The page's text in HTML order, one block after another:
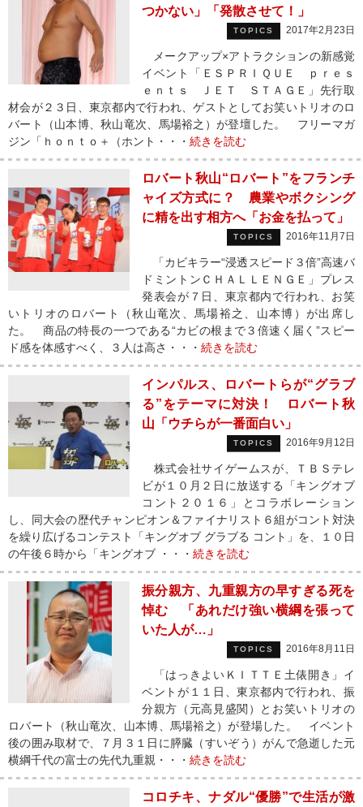
つかない」「発散させて！」
TOPICS 2017年2月23日
メークアップ×アトラクションの新感覚
イベント「ＥＳＰＲＩＱＵＥ ｐｒｅｓ
ｅｎｔｓ ＪＥＴ ＳＴＡＧＥ」先行取
材会が２３日、東京都内で行われ、ゲストとしてお笑いトリオのロ
バート（山本博、秋山竜次、馬場裕之）が登壇した。 フリーマガ
ジン「ｈｏｎｔｏ＋（ホント・・・ 続きを読む
ロバート秋山“ロバート”をフランチ
ャイズ方式に？ 農業やボクシング
に精を出す相方へ「お金を払って」
TOPICS 2016年11月7日
「カビキラー“浸透スピード３倍”高速バ
ドミントンＣＨＡＬＬＥＮＧＥ」プレス
発表会が７日、東京都内で行われ、お笑
いトリオのロバート（秋山竜次、馬場裕之、山本博）が出席し
た。 商品の特長の一つである“カビの根まで３倍速く届く”スピー
ド感を体感すべく、３人は高さ・・・ 続きを読む
インパルス、ロバートらが“グラブ
る”をテーマに対決！ ロバート秋
山「ウチらが一番面白い」
TOPICS 2016年9月12日
株式会社サイゲームスが、ＴＢＳテレ
ビが１０月２日に放送する「キングオブ
コント２０１６」とコラボレーション
し、同大会の歴代チャンピオン＆ファイナリスト６組がコント対決
を繰り広げるコンテスト「キングオブ グラブる コント」を、１０日
の午後６時から「キングオブ ・・・ 続きを読む
振分親方、九重親方の早すぎる死を
悼む 「あれだけ強い横綱を張って
いた人が…」
TOPICS 2016年8月11日
「はっきよいＫＩＴＴＥ土俵開き」イ
ベントが１１日、東京都内で行われ、振
分親方（元高見盛関）とお笑いトリオの
ロバート（秋山竜次、山本博、馬場裕之）が登場した。 イベント
後の囲み取材で、７月３１日に膵臓（すいぞう）がんで急逝した元
横綱千代の富士の先代九重親・・・ 続きを読む
コロチキ、ナダル“優勝”で生活が激